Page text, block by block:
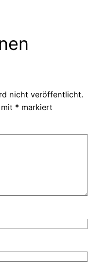
nicht veröffentlicht.
* markiert